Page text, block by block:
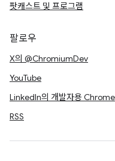
팟캐스트 및 프로그램
팔로우
X의 @ChromiumDev
YouTube
LinkedIn의 개발자용 Chrome
RSS